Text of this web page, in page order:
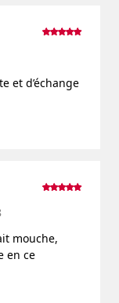
et d’échange
mouche,
en ce